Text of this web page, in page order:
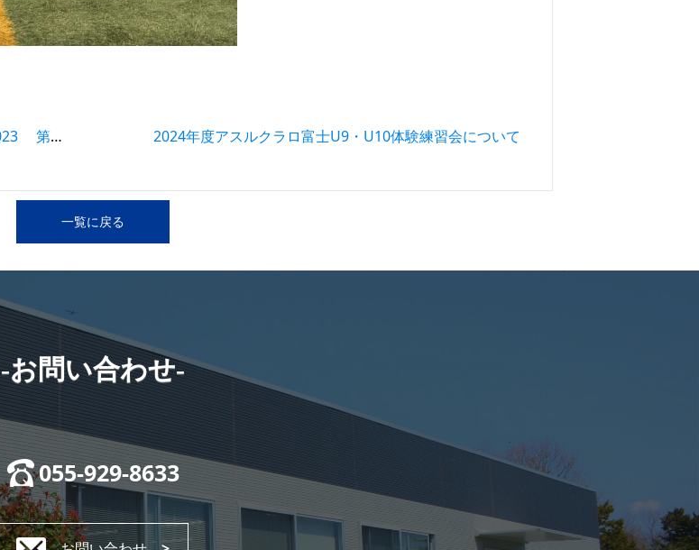
静岡県クラブユース（U-14）サッカー新人戦大会2023 第3節 アスルクラロ沼津U15試合結果
2024年度アスルクラロ富士U9・U10体験練習会について
一覧に戻る
-お問い合わせ-
055-929-8633